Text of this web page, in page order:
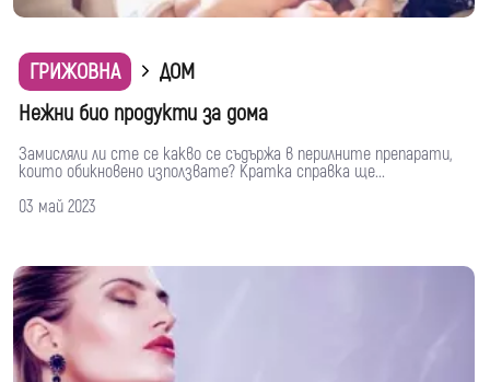
ГРИЖОВНА
ДОМ
Нежни био продукти за дома
Замисляли ли сте се какво се съдържа в перилните препарати,
които обикновено използвате? Кратка справка ще...
03 май 2023